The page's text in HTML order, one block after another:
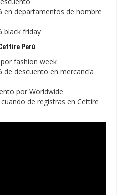
en departamentos de hombre
black friday
Perú
fashion week
de descuento en mercancía
por Worldwide
de registras en Cettire